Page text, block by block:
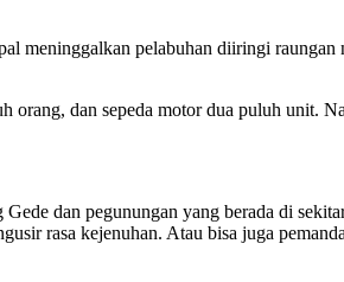
pelabuhan diiringi raungan
dan sepeda motor dua puluh unit.
dan pegunungan yang berada di
rasa kejenuhan. Atau bisa juga